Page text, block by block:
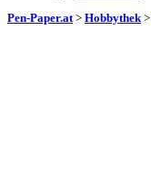
Pen-Paper.at> Hobbythek>